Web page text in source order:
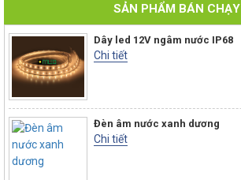
SẢN PHẨM BÁN CHẠY
Dây led 12V ngâm nước IP68
Chi tiết
Đèn âm nước xanh dương
Chi tiết